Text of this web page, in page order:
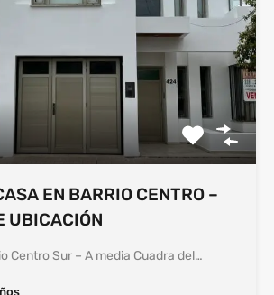
EN BARRIO CENTRO –
UBICACIÓN
Centro Sur – A media Cuadra del…